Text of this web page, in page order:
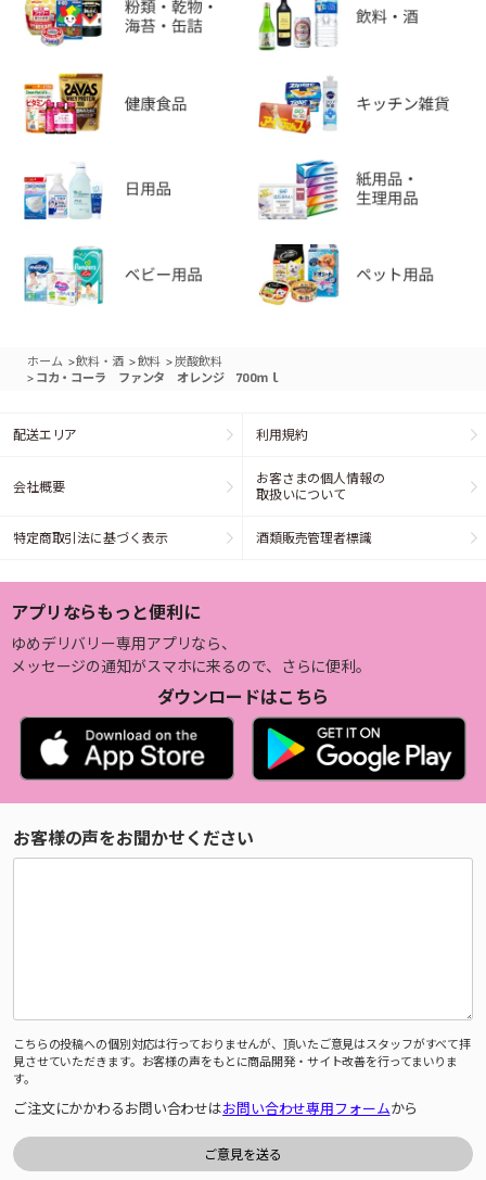
ホーム >飲料・酒 >飲料 > 炭酸飲料
> コカ・コーラ ファンタ オレンジ 700ｍｌ
配送エリア 利用規約
会社概要
お客さまの個人情報の
取扱いについて
特定商取引法に基づく表示 酒類販売管理者標識
アプリならもっと便利に
ゆめデリバリー専用アプリなら、
メッセージの通知がスマホに来るので、さらに便利。
ダウンロードはこちら
お客様の声をお聞かせください
こちらの投稿への個別対応は行っておりませんが、頂いたご意見はスタッフがすべて拝
見させていただきます。お客様の声をもとに商品開発・サイト改善を行ってまいりま
す。
ご注文にかかわるお問い合わせはお問い合わせ専用フォームから